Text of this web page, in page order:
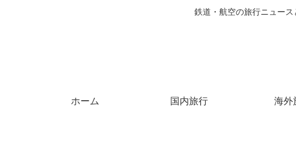
鉄道・航空の旅行ニュー
ホーム 国内旅行 海外